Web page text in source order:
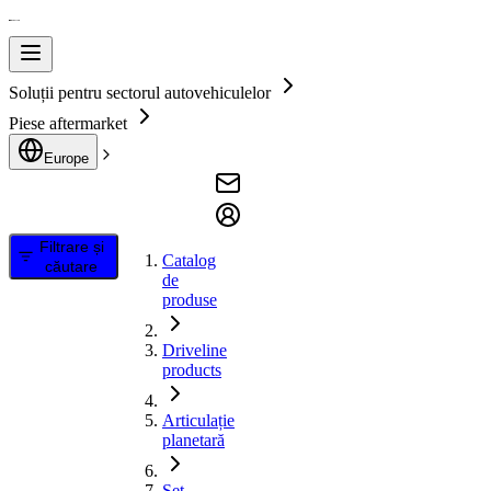
Soluții pentru sectorul autovehiculelor
Piese aftermarket
Europe
Filtrare și
căutare
Catalog
de
produse
Driveline
products
Articulație
planetară